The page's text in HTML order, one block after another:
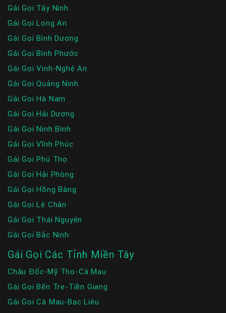
Gái Gọi Tây Ninh
Gái Gọi Long An
Gái Gọi Bình Dương
Gái Gọi Bình Phước
Gái Gọi Vinh-Nghệ An
Gái Gọi Quảng Ninh
Gái Gọi Hà Nam
Gái Gọi Hải Dương
Gái Gọi Ninh Bình
Gái Gọi Vĩnh Phúc
Gái Gọi Phú Thọ
Gái Gọi Hải Phòng
Gái Gọi Hồng Bàng
Gái Gọi Lê Chân
Gái Gọi Thái Nguyên
Gái Gọi Bắc Ninh
Gái Gọi Các Tỉnh Miền Tây
Châu Đốc-Mỹ Tho-Cà Mau
Gái Gọi Bến Tre-Tiền Giang
Gái Gọi Cà Mau-Bạc Liêu